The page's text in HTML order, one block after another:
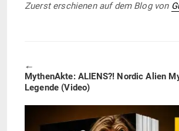
Zuerst erschienen auf dem Blog von
🠔
Previous
post:
Mythe­nAkte: ALIENS?! Nordic Alien
Legende (Video)